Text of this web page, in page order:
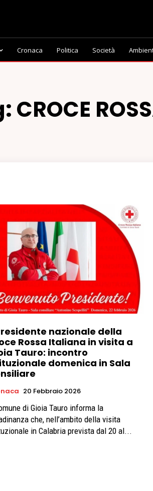
Cronaca Politica Società
CROCE
nazionale della
Rossa Italiana in visita a
Tauro: incontro
domenica in Sala
20 Febbraio 2026
di Gioia Tauro informa la
che, nell’ambito della visita
in Calabria prevista dal 20 al...